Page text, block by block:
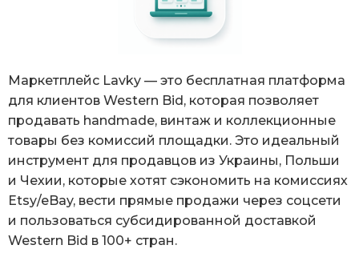
Маркетплейс Lavky — это бесплатная платформа
для клиентов Western Bid, которая позволяет
продавать handmade, винтаж и коллекционные
товары без комиссий площадки. Это идеальный
инструмент для продавцов из Украины, Польши
и Чехии, которые хотят сэкономить на комиссиях
Etsy/eBay, вести прямые продажи через соцсети
и пользоваться субсидированной доставкой
Western Bid в 100+ стран.